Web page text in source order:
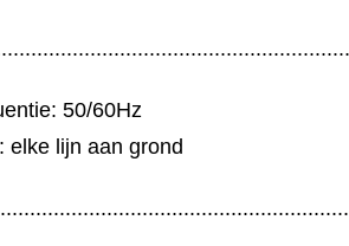
50/60Hz
elke lijn aan grond